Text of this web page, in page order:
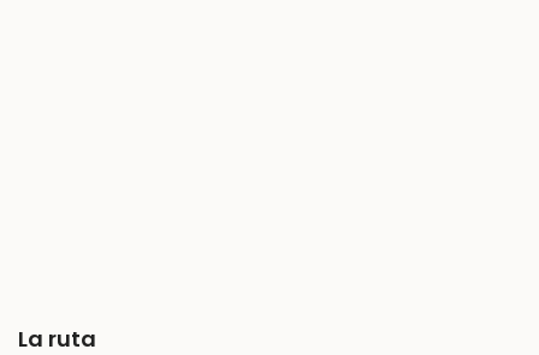
La ruta